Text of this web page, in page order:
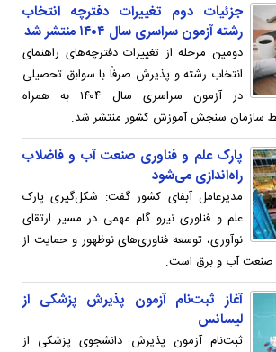
جزئیات دوم تغییرات دفترچه‌ انتخاب
رشته‌ آزمون سراسری سال ۱۴۰۴ منتشر شد
دومین مرحله از تغییرات دفترچه‌های راهنمای
انتخاب رشته و پذیرش صرفاً با سوابق تحصیلی
در آزمون سراسری سال ۱۴۰۴ به همراه
سازمان سنجش آموزش کشور منتشر شد.
پارک علم و فناوری صنعت آب و فاضلاب
راه‌اندازی می‌شود
مدیرعامل آبفای کشور گفت: شکل‌گیری پارک
علم و فناوری نیرو گام مهمی در مسیر ارتقای
نوآوری، توسعه فناوری‌های نوظهور و حمایت از
صنعت آب و برق است.
آغاز ثبت‌نام آزمون پذیرش پزشکی از
لیسانس
ثبت‌نام آزمون پذیرش دانشجوی پزشکی از